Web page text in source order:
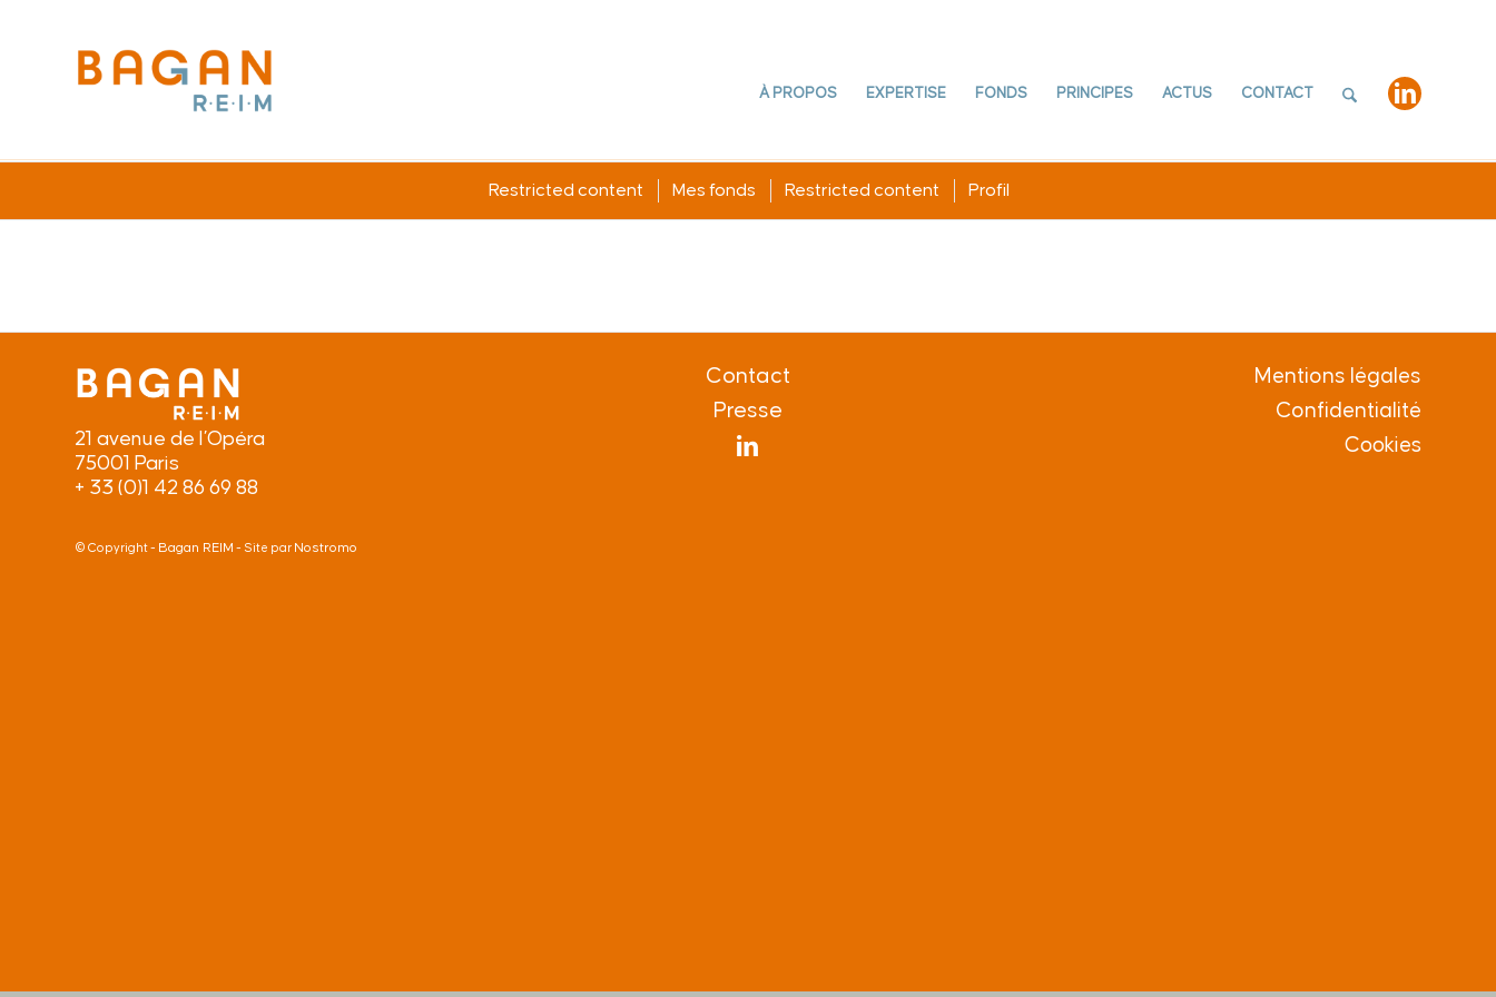
À PROPOS EXPERTISE FONDS PRINCIPES ACTUS CONTACT
Restricted content Mes fonds Restricted content Profil
21 avenue de l’Opéra
75001 Paris
+ 33 (0)1 42 86 69 88
Contact
Presse
Mentions légales
Confidentialité
Cookies
© Copyright - Bagan REIM - Site par Nostromo